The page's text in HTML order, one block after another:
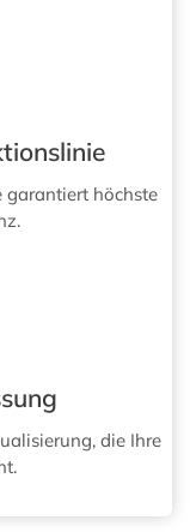
garantiert höchste
die Ihre